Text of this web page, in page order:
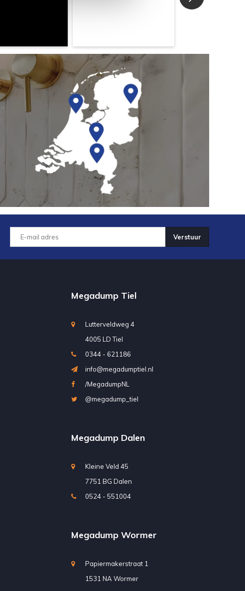
Verstuur
Megadump Tiel
Lutterveldweg 4
4005 LD Tiel
0344 - 621186
info@megadumptiel.nl
/MegadumpNL
@megadump_tiel
Megadump Dalen
Kleine Veld 45
7751 BG Dalen
0524 - 551004
Megadump Wormer
Papiermakerstraat 1
1531 NA Wormer